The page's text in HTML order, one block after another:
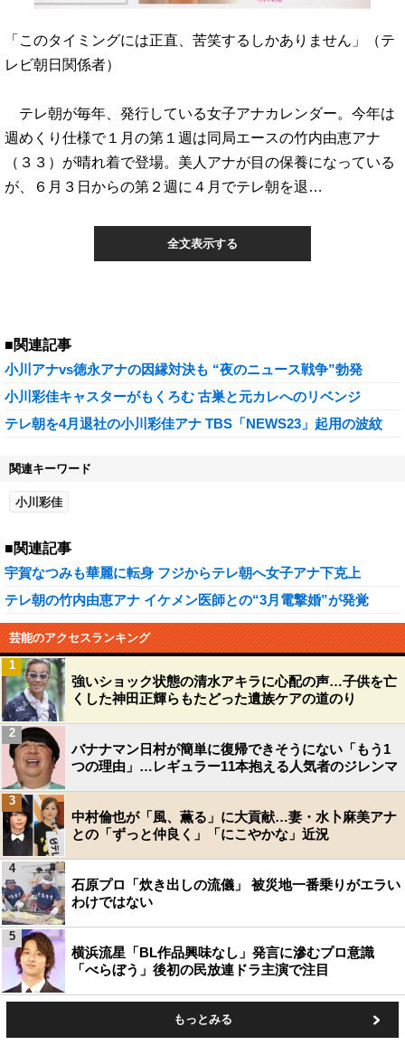
「このタイミングには正直、苦笑するしかありません」（テ
レビ朝日関係者）
テレ朝が毎年、発行している女子アナカレンダー。今年は
週めくり仕様で１月の第１週は同局エースの竹内由恵アナ
（３３）が晴れ着で登場。美人アナが目の保養になっている
が、６月３日からの第２週に４月でテレ朝を退…
全文表示する
■関連記事
小川アナvs徳永アナの因縁対決も “夜のニュース戦争”勃発
小川彩佳キャスターがもくろむ 古巣と元カレへのリベンジ
テレ朝を4月退社の小川彩佳アナ TBS「NEWS23」起用の波紋
関連キーワード
小川彩佳
■関連記事
宇賀なつみも華麗に転身 フジからテレ朝へ女子アナ下克上
テレ朝の竹内由恵アナ イケメン医師との“3月電撃婚”が発覚
芸能のアクセスランキング
強いショック状態の清水アキラに心配の声…子供を亡
くした神田正輝らもたどった遺族ケアの道のり
1
バナナマン日村が簡単に復帰できそうにない「もう1
つの理由」…レギュラー11本抱える人気者のジレンマ
2
中村倫也が「風、薫る」に大貢献…妻・水卜麻美アナ
との「ずっと仲良く」「にこやかな」近況
3
石原プロ「炊き出しの流儀」 被災地一番乗りがエラい
わけではない
4
横浜流星「BL作品興味なし」発言に滲むプロ意識
「べらぼう」後初の民放連ドラ主演で注目
5
もっとみる